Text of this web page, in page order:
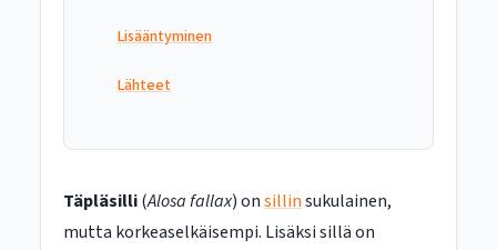
Lisääntyminen
Lähteet
Täpläsilli(Alosa fallax) onsillinsukulainen,
mutta korkeaselkäisempi. Lisäksi sillä on